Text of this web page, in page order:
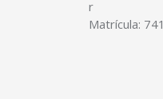
r
Matrícula: 741